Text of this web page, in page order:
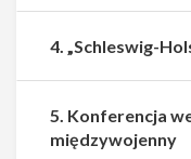
4. „Schleswig-
5. Konferencja
międzywojenny